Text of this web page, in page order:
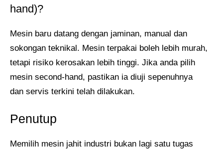
hand)?
Mesin baru datang dengan jaminan, manual dan
sokongan teknikal. Mesin terpakai boleh lebih murah,
tetapi risiko kerosakan lebih tinggi. Jika anda pilih
mesin second-hand, pastikan ia diuji sepenuhnya
dan servis terkini telah dilakukan.
Penutup
Memilih mesin jahit industri bukan lagi satu tugas